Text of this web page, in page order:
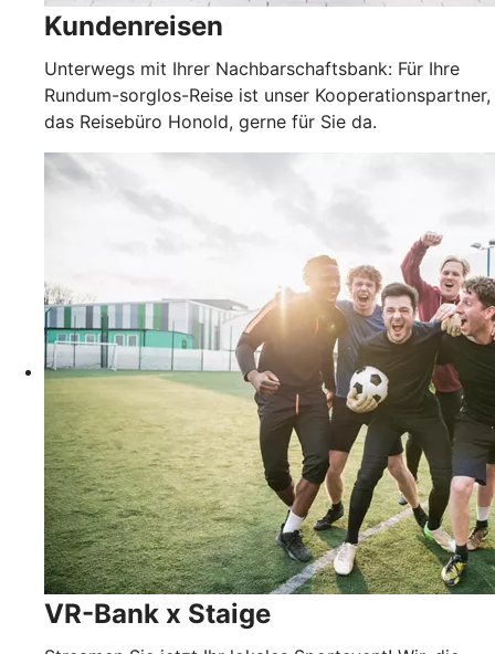
Kundenreisen
Unterwegs mit Ihrer Nachbarschaftsbank: Für Ihre
Rundum-sorglos-Reise ist unser Kooperationspartner,
das Reisebüro Honold, gerne für Sie da.
VR-Bank x Staige